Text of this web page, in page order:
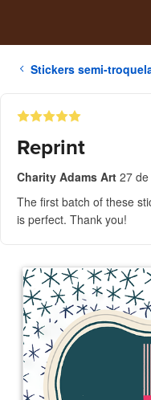
Stickers semi-
Reprint
Charity Adams Art 27
The first batch of these
is perfect. Thank you!